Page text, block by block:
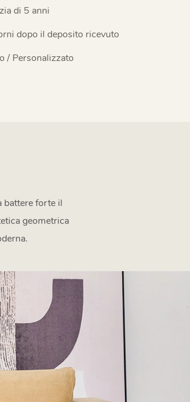
di 5 anni
dopo il deposito ricevuto
/ Personalizzato
battere forte il
geometrica